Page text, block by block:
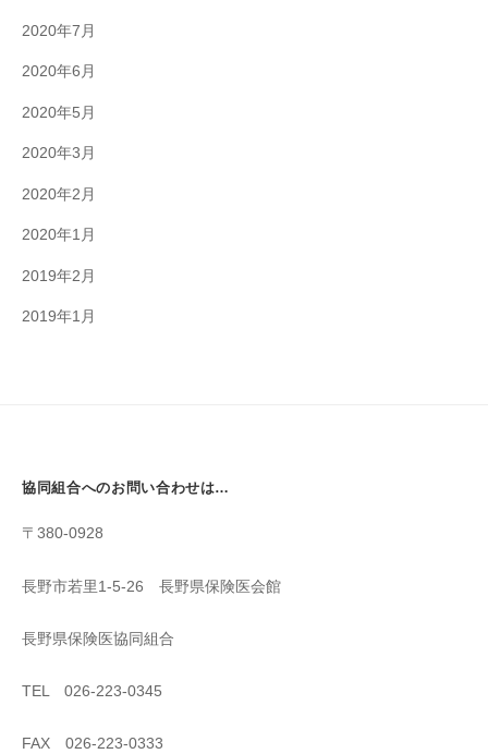
2020年7月
2020年6月
2020年5月
2020年3月
2020年2月
2020年1月
2019年2月
2019年1月
協同組合へのお問い合わせは…
〒380-0928
長野市若里1-5-26 長野県保険医会館
長野県保険医協同組合
TEL 026-223-0345
FAX 026-223-0333